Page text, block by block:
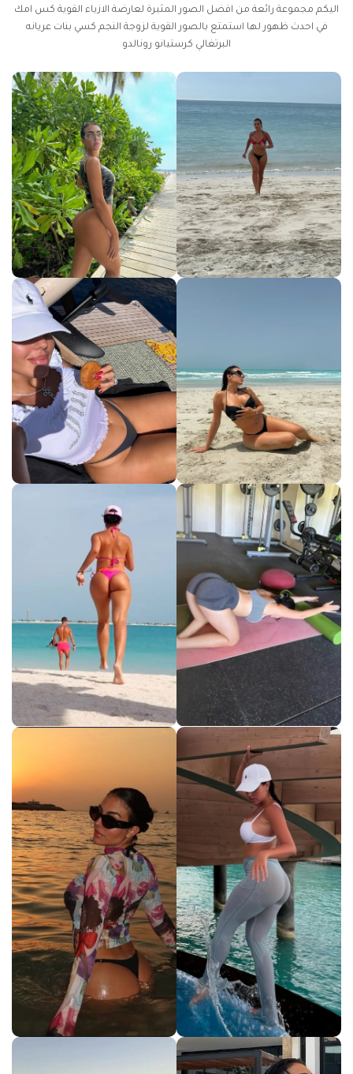
اليكم مجموعة رائعة من افضل الصور المثيرة لعارضة الازياء القوية كس امك
في احدث ظهور لها استمتع بالصور القوية لزوجة النجم كسي بنات عريانه
البرتغالي كرستيانو رونالدو